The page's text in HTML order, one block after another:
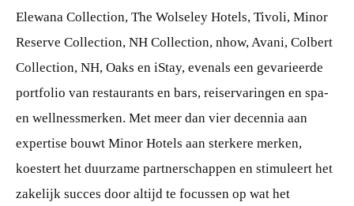
Elewana Collection, The Wolseley Hotels, Tivoli, Minor
Reserve Collection, NH Collection, nhow, Avani, Colbert
Collection, NH, Oaks en iStay, evenals een gevarieerde
portfolio van restaurants en bars, reiservaringen en spa-
en wellnessmerken. Met meer dan vier decennia aan
expertise bouwt Minor Hotels aan sterkere merken,
koestert het duurzame partnerschappen en stimuleert het
zakelijk succes door altijd te focussen op wat het